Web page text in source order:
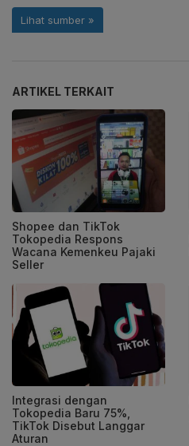
ARTIKEL TERKAIT
Shopee dan TikTok
Tokopedia Respons
Wacana Kemenkeu Pajaki
Seller
Integrasi dengan
Tokopedia Baru 75%,
TikTok Disebut Langgar
Aturan